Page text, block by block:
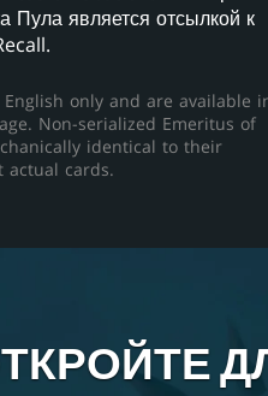
Пула является отсылкой к
only and are available
Non-serialized Emeritus of
identical to their
actual cards.